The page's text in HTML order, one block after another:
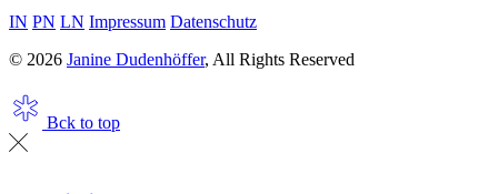
IN PN LN Impressum Datenschutz
© 2026 Janine Dudenhöffer, All Rights Reserved
Bck to top